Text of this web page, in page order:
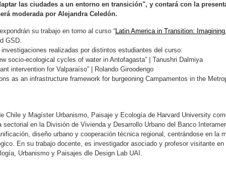
las ciudades a un entorno en transición", y contará con la
moderada por Alejandra Celedón.
su trabajo en torno al curso “Latin America in Transition:
GSD.
realizadas por distintos estudiantes del curso:
socio-ecological cycles of water in Antofagasta” | Tanushri Dalmiya
intervention for Valparaíso” | Rolando Giroodengo
as an infrastructure framework for burgeoning Campamentos in the
Chile y Magíster Urbanismo, Paisaje y Ecología de Harvard University
en la División de Vivienda y Desarrollo Urbano del Banco
diseño urbano y cooperación técnica regional, centrándose en la
En su trabajo docente, es investigador asociado y profesor visitante
Urbanismo y Paisajes dle Design Lab UAI.